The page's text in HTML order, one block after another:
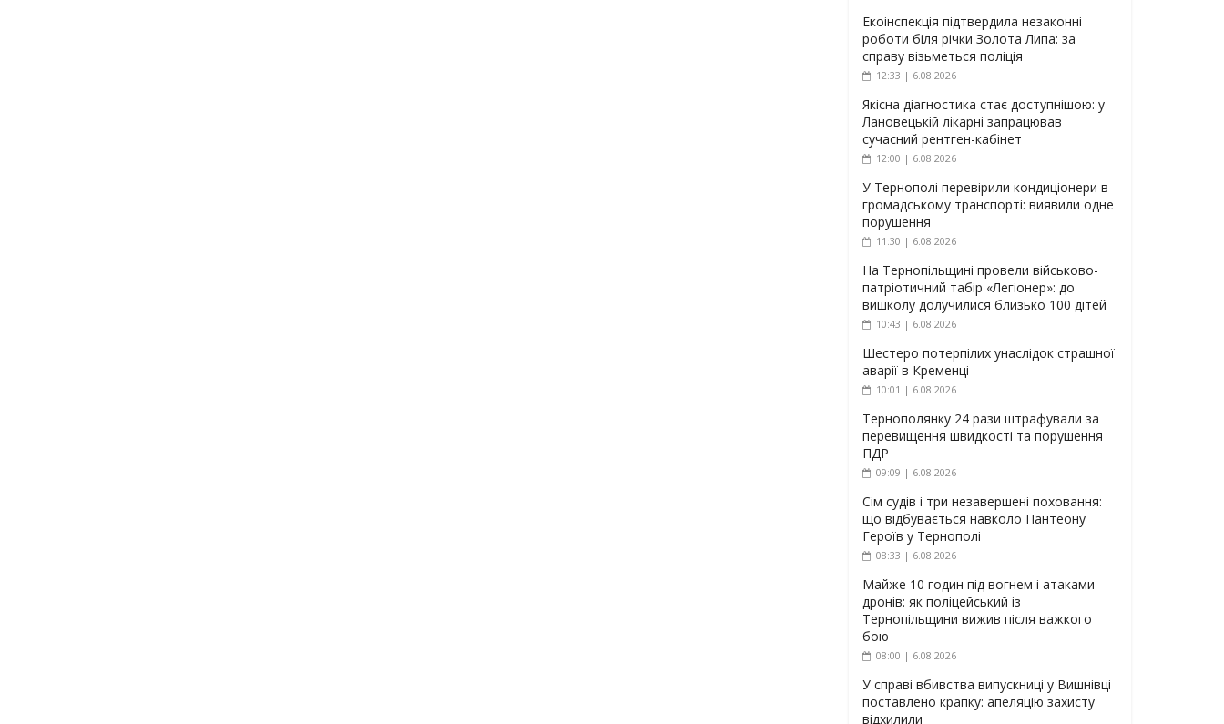
Екоінспекція підтвердила незаконні
роботи біля річки Золота Липа: за
справу візьметься поліція
12:33 | 6.08.2026
Якісна діагностика стає доступнішою: у
Лановецькій лікарні запрацював
сучасний рентген-кабінет
12:00 | 6.08.2026
У Тернополі перевірили кондиціонери в
громадському транспорті: виявили одне
порушення
11:30 | 6.08.2026
На Тернопільщині провели військово-
патріотичний табір «Легіонер»: до
вишколу долучилися близько 100 дітей
10:43 | 6.08.2026
Шестеро потерпілих унаслідок страшної
аварії в Кременці
10:01 | 6.08.2026
Тернополянку 24 рази штрафували за
перевищення швидкості та порушення
ПДР
09:09 | 6.08.2026
Сім судів і три незавершені поховання:
що відбувається навколо Пантеону
Героїв у Тернополі
08:33 | 6.08.2026
Майже 10 годин під вогнем і атаками
дронів: як поліцейський із
Тернопільщини вижив після важкого
бою
08:00 | 6.08.2026
У справі вбивства випускниці у Вишнівці
поставлено крапку: апеляцію захисту
відхилили